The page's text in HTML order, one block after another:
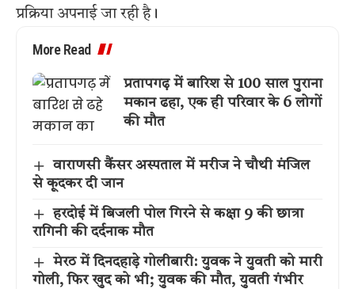
प्रक्रिया अपनाई जा रही है।
More Read
प्रतापगढ़ में बारिश से 100 साल पुराना
मकान ढहा, एक ही परिवार के 6 लोगों
की मौत
वाराणसी कैंसर अस्पताल में मरीज ने चौथी मंजिल
से कूदकर दी जान
हरदोई में बिजली पोल गिरने से कक्षा 9 की छात्रा
रागिनी की दर्दनाक मौत
मेरठ में दिनदहाड़े गोलीबारी: युवक ने युवती को मारी
गोली, फिर खुद को भी; युवक की मौत, युवती गंभीर